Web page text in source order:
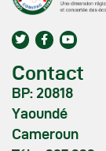
Contact
BP: 20818
Yaoundé
Cameroun